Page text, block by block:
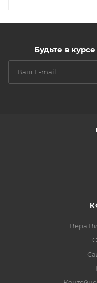
Будьте в
Вера